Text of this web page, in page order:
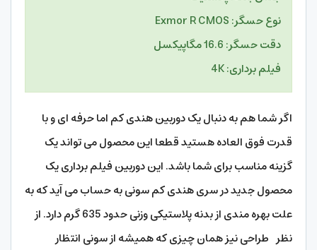
نوع حسگر: Exmor R CMOS
دقت حسگر: 16.6 مگاپیکسل
فیلم برداری: 4K
اگر شما هم به دنبال یک دوربین هندی کم اما حرفه ای و با
قدرت فوق العاده هستید قطعا این محصول می تواند یک
گزینه مناسب برای شما باشد. این دوربین فیلم برداری یک
محصول جدید در سری هندی کم سونی به حساب می آید که به
علت بهره مندی از بدنه پلاستیکی وزنی حدود 635 گرم دارد. از
نظر طراحی نیز همان چیزی که همیشه از سونی انتظار